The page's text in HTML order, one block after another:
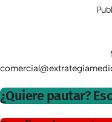
¿Quiere pautar?